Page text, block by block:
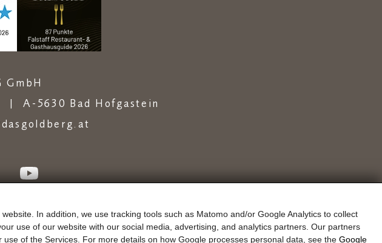
In addition, we use tracking tools such as Matomo and/or Google Analytics to collect
use of our website with our social media, advertising, and analytics partners. Our partners
of the Services. For more details on how Google processes personal data, see theGoogle
GmbH
A-5630 Bad Hofgastein
Aankomst Gastenmobiliteitskaart Nieuwsbrief